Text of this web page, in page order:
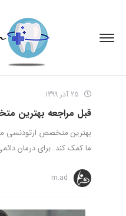
قبل مراجعه بهترین
بهترین متخصص ارتودنسی
ما کمک کند. برای درمان
m.ad